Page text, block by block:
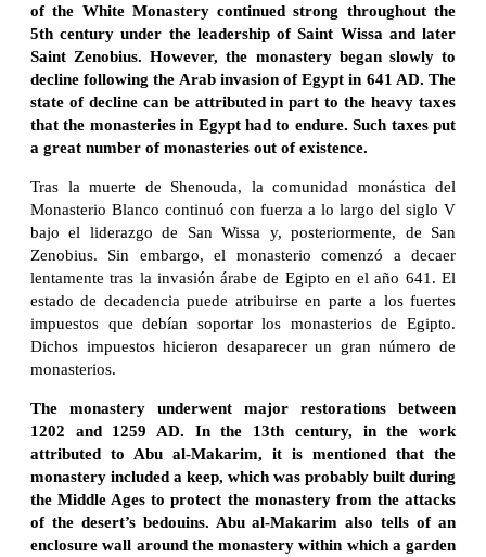
of the White Monastery continued strong throughout the
5th century under the leadership of Saint Wissa and later
Saint Zenobius. However, the monastery began slowly to
decline following the Arab invasion of Egypt in 641 AD. The
state of decline can be attributed in part to the heavy taxes
that the monasteries in Egypt had to endure. Such taxes put
a great number of monasteries out of existence.
Tras la muerte de Shenouda, la comunidad monástica del
Monasterio Blanco continuó con fuerza a lo largo del siglo V
bajo el liderazgo de San Wissa y, posteriormente, de San
Zenobius. Sin embargo, el monasterio comenzó a decaer
lentamente tras la invasión árabe de Egipto en el año 641. El
estado de decadencia puede atribuirse en parte a los fuertes
impuestos que debían soportar los monasterios de Egipto.
Dichos impuestos hicieron desaparecer un gran número de
monasterios.
The monastery underwent major restorations between
1202 and 1259 AD. In the 13th century, in the work
attributed to Abu al-Makarim, it is mentioned that the
monastery included a keep, which was probably built during
the Middle Ages to protect the monastery from the attacks
of the desert’s bedouins. Abu al-Makarim also tells of an
enclosure wall around the monastery within which a garden